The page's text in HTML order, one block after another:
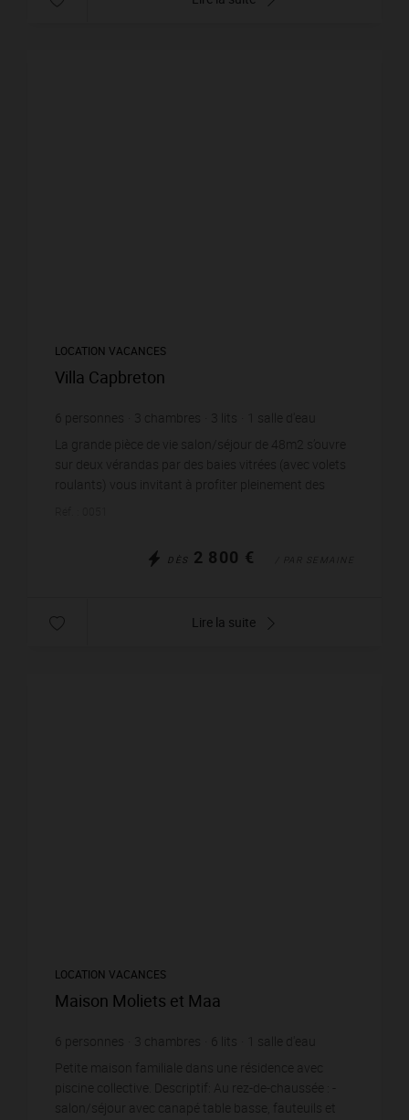
LOCATION VACANCES
Villa Capbreton
6 personnes 3 chambres 3 lits
salle d'eau
La grande pièce de vie salon/séjour de 48m2 s’ouvre
sur deux vérandas par des baies vitrées (avec volets
roulants) vous invitant à profiter pleinement des
DÈS 2 800 €
Lire la suite
LOCATION VACANCES
Maison Moliets et Maa
6 personnes 3 chambres 6 lits
salle d'eau
Petite maison familiale dans une résidence avec
piscine collective. Descriptif: Au rez-de-chaussée : -
salon/séjour avec canapé table basse, fauteuils et